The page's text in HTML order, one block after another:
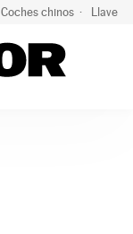
Coches chinos Llaves